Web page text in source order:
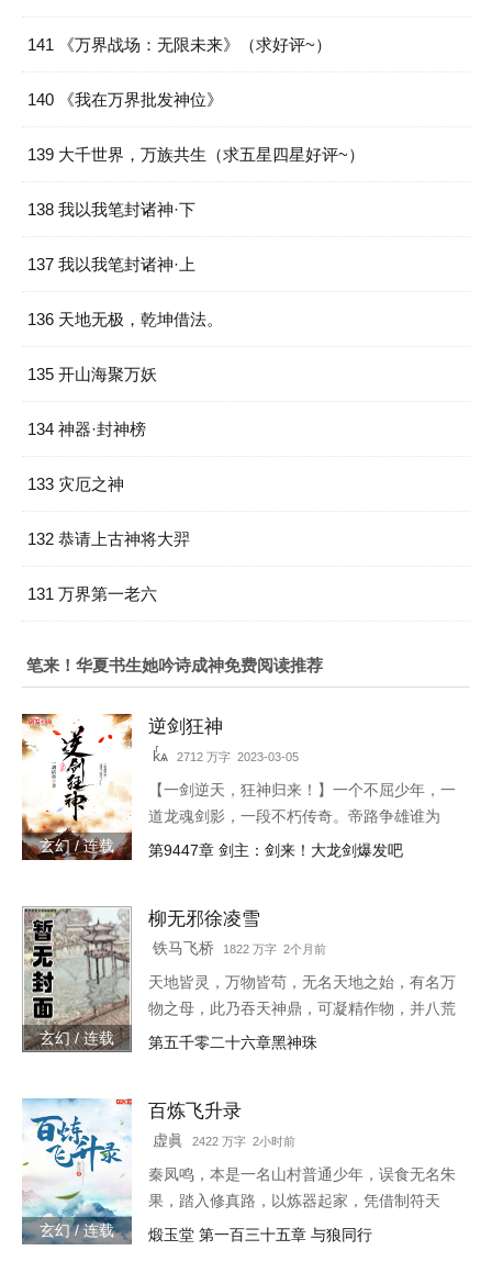
141 《万界战场：无限未来》（求好评~）
140 《我在万界批发神位》
139 大千世界，万族共生（求五星四星好评~）
138 我以我笔封诸神·下
137 我以我笔封诸神·上
136 天地无极，乾坤借法。
135 开山海聚万妖
134 神器·封神榜
133 灾厄之神
132 恭请上古神将大羿
131 万界第一老六
笔来！华夏书生她吟诗成神免费阅读推荐
玄幻 / 连载
逆剑狂神
kͬѧ 2712 万字 2023-03-05
【一剑逆天，狂神归来！】一个不屈少年，一
道龙魂剑影，一段不朽传奇。帝路争雄谁为
峰，唯我林轩傲苍生！3w471-25091
第9447章 剑主：剑来！大龙剑爆发吧
玄幻 / 连载
柳无邪徐凌雪
铁马飞桥 1822 万字 2个月前
天地皆灵，万物皆苟，无名天地之始，有名万
物之母，此乃吞天神鼎，可凝精作物，并八荒
之心。得此鼎，吞四海，容八荒……一代邪
第五千零二十六章黑神珠
玄幻 / 连载
百炼飞升录
虚眞 2422 万字 2小时前
秦凤鸣，本是一名山村普通少年，误食无名朱
果，踏入修真路，以炼器起家，凭借制符天
赋，只身闯荡荆棘密布的修仙界，本一切都顺
煅玉堂 第一百三十五章 与狼同行